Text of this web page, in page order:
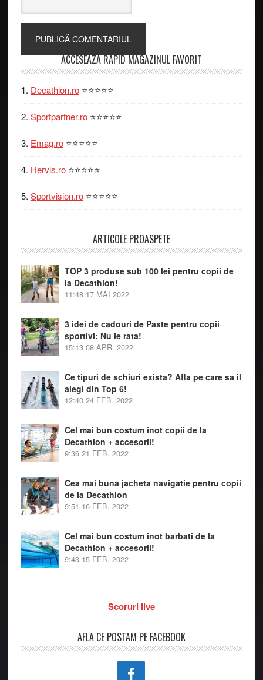
Primary
Sidebar
ACCESEAZA RAPID MAGAZINUL FAVORIT
Decathlon.ro⭐⭐⭐⭐⭐
Sportpartner.ro⭐⭐⭐⭐⭐
Emag.ro⭐⭐⭐⭐⭐
Hervis.ro⭐⭐⭐⭐⭐
Sportvision.ro⭐⭐⭐⭐⭐
ARTICOLE PROASPETE
TOP 3 produse sub 100 lei pentru copii de
la Decathlon!
11:48 17 MAI 2022
3 idei de cadouri de Paste pentru copii
sportivi: Nu le rata!
15:13 08 APR. 2022
Ce tipuri de schiuri exista? Afla pe care sa il
alegi din Top 6!
12:40 24 FEB. 2022
Cel mai bun costum inot copii de la
Decathlon + accesorii!
9:36 21 FEB. 2022
Cea mai buna jacheta navigatie pentru copii
de la Decathlon
9:51 16 FEB. 2022
Cel mai bun costum inot barbati de la
Decathlon + accesorii!
9:43 15 FEB. 2022
Scoruri live
AFLA CE POSTAM PE FACEBOOK